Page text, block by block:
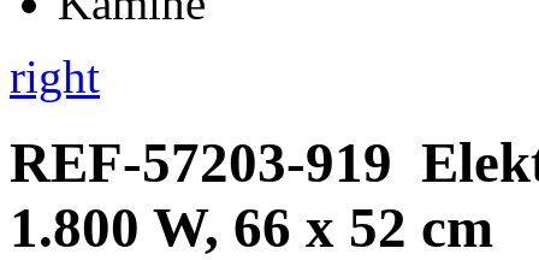
right
REF-57203-919
1.800 W, 66 x 52 cm